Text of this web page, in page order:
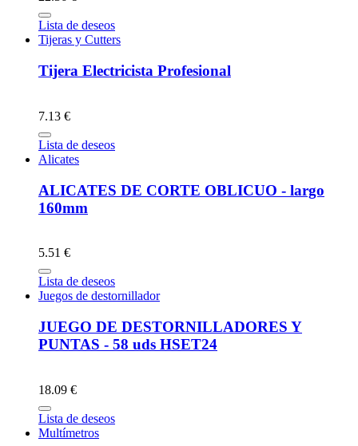
Lista de deseos
Tijeras y Cutters
Tijera Electricista Profesional
7.13 €
Lista de deseos
Alicates
ALICATES DE CORTE OBLICUO - largo
160mm
5.51 €
Lista de deseos
Juegos de destornillador
JUEGO DE DESTORNILLADORES Y
PUNTAS - 58 uds HSET24
18.09 €
Lista de deseos
Multímetros